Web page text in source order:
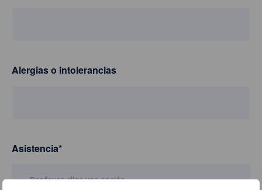
Alergias o intolerancias
Asistencia*
—Por favor, elige una opción—